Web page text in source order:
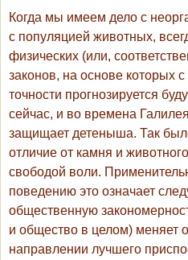
Когда мы имеем дело с
с популяцией животных,
физических (или,
законов, на основе которых
точности прогнозируется
сейчас, и во времена
защищает детеныша. Так
отличие от камня и
свободой воли.
поведению это означает
общественную
и общество в целом) меняет
направлении лучшего